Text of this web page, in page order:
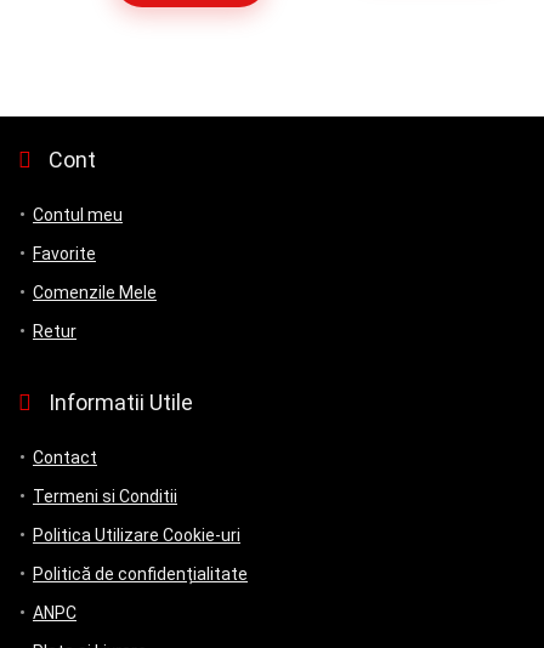
Cont
Contul meu
Favorite
Comenzile Mele
Retur
Informatii Utile
Contact
Termeni si Conditii
Politica Utilizare Cookie-uri
Politică de confidențialitate
ANPC